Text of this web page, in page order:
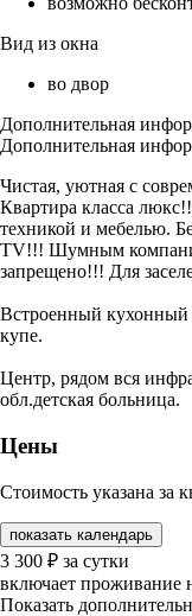
Вид из окна
во двор
Дополнительная
Дополнительная
Чистая, уютная с
Квартира класса
техникой и мебелью.
TV!!! Шумным
запрещено!!! Для
Встроенный кухонный
купе.
Центр, рядом вся
обл.детская больница.
Цены
Стоимость указана за
показать календарь
3 300 ₽ за сутки
включает проживание
Показать